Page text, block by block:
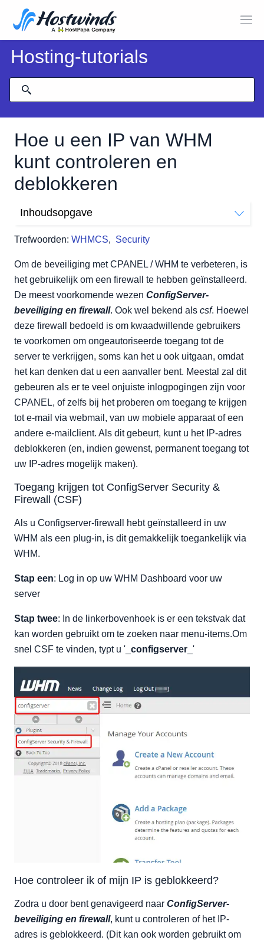
Hosting-tutorials
Hoe u een IP van WHM
kunt controleren en
deblokkeren
Trefwoorden: WHMCS, Security
Inhoudsopgave
(CSF)
Hoe u een IP-adres kunt deblokkeren
Met behulp van ConfigServer Security & Firewall in
WHM
Opdrachtregel gebruiken via VNC
Hoe voorkom je dat een IP-adres wordt geblokkeerd?
Een tijdelijke toestemming toevoegen
Een permanente toestemming toevoegen
Om de beveiliging met CPANEL / WHM te verbeteren, is
het gebruikelijk om een firewall te hebben geïnstalleerd.
De meest voorkomende wezen ConfigServer-
beveiliging en firewall. Ook wel bekend als csf. Hoewel
deze firewall bedoeld is om kwaadwillende gebruikers
te voorkomen om ongeautoriseerde toegang tot de
server te verkrijgen, soms kan het u ook uitgaan, omdat
het kan denken dat u een aanvaller bent. Meestal zal dit
gebeuren als er te veel onjuiste inlogpogingen zijn voor
CPANEL, of zelfs bij het proberen om toegang te krijgen
tot e-mail via webmail, van uw mobiele apparaat of een
andere e-mailclient. Als dit gebeurt, kunt u het IP-adres
deblokkeren (en, indien gewenst, permanent toegang tot
uw IP-adres mogelijk maken).
Toegang krijgen tot ConfigServer Security &
Firewall (CSF)
Als u Configserver-firewall hebt geïnstalleerd in uw
WHM als een plug-in, is dit gemakkelijk toegankelijk via
WHM.
Stap een: Log in op uw WHM Dashboard voor uw
server
Stap twee: In de linkerbovenhoek is er een tekstvak dat
kan worden gebruikt om te zoeken naar menu-items.Om
snel CSF te vinden, typt u '_ configserver _'
Hoe controleer ik of mijn IP is geblokkeerd?
Zodra u door bent genavigeerd naar ConfigServer-
beveiliging en firewall, kunt u controleren of het IP-
adres is geblokkeerd. (Dit kan ook worden gebruikt om